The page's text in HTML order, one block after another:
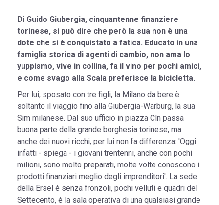
Di Guido Giubergia, cinquantenne finanziere
torinese, si può dire che però la sua non è una
dote che si è conquistato a fatica. Educato in una
famiglia storica di agenti di cambio, non ama lo
yuppismo, vive in collina, fa il vino per pochi amici,
e come svago alla Scala preferisce la bicicletta.
Per lui, sposato con tre figli, la Milano da bere è
soltanto il viaggio fino alla Giubergia-Warburg, la sua
Sim milanese. Dal suo ufficio in piazza Cln passa
buona parte della grande borghesia torinese, ma
anche dei nuovi ricchi, per lui non fa differenza: 'Oggi
infatti - spiega - i giovani trentenni, anche con pochi
milioni, sono molto preparati, molte volte conoscono i
prodotti finanziari meglio degli imprenditori'. La sede
della Ersel è senza fronzoli, pochi velluti e quadri del
Settecento, è la sala operativa di una qualsiasi grande